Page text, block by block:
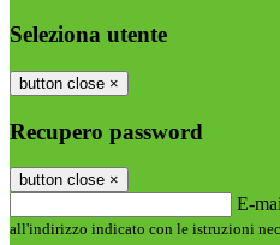
Seleziona utente
button close ×
Recupero password
button close ×
E-
all'indirizzo indicato con le istruzioni